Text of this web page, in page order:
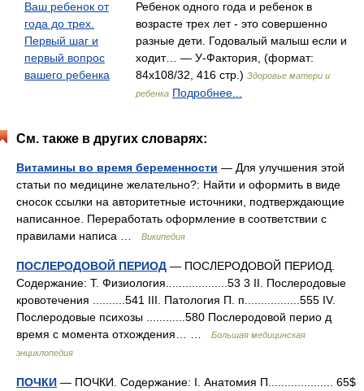
Ваш ребенок от
года до трех.
Первый шаг и
первый вопрос
вашего ребенка
Ребенок одного года и ребенок в
возрасте трех лет - это совершенно
разные дети. Годовалый малыш если и
ходит… — У-Фактория, (формат:
84x108/32, 416 стр.) Здоровье матери и
ребенка Подробнее...
См. также в других словарях:
Витамины во время беременности — Для улучшения этой
статьи по медицине желательно?: Найти и оформить в виде
сносок ссылки на авторитетные источники, подтверждающие
написанное. Переработать оформление в соответствии с
правилами написа …
Википедия
ПОСЛЕРОДОВОЙ ПЕРИОД — ПОСЛЕРОДОВОЙ ПЕРИОД.
Содержание: Т. Физиология...................53 3 II. Послеродовые
кровотечения ..........541 III. Патология П. п.................555 IV.
Послеродовые психозы ............580 Послеродовой перио д
время с момента отхождения… …
Большая медицинская
энциклопедия
ПОЧКИ — ПОЧКИ. Содержание: I. Анатомия П.................... 65$